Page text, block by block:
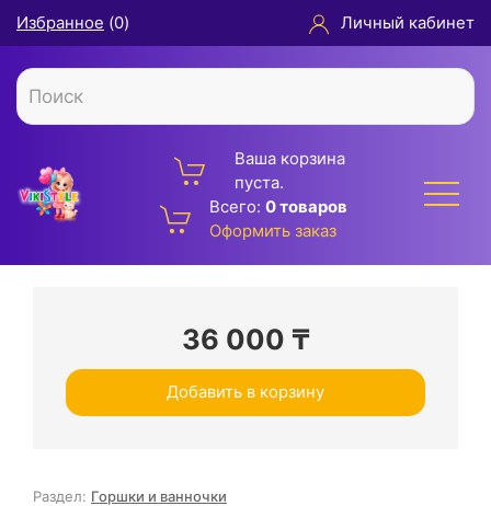
Избранное (0) Личный кабинет
Ваша корзина
пуста.
Всего: 0 товаров
Оформить заказ
36 000 ₸
Добавить в корзину
Раздел: Горшки и ванночки